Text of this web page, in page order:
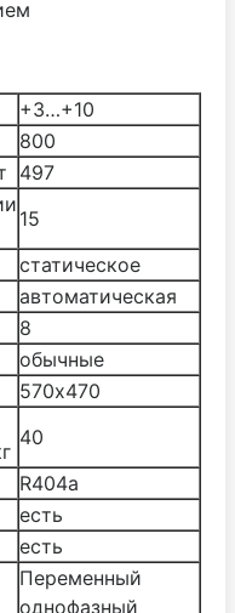
+3…+10
800
497
15
статическое
автоматическая
8
обычные
570х470
40
R404а
есть
есть
Переменный
однофазный